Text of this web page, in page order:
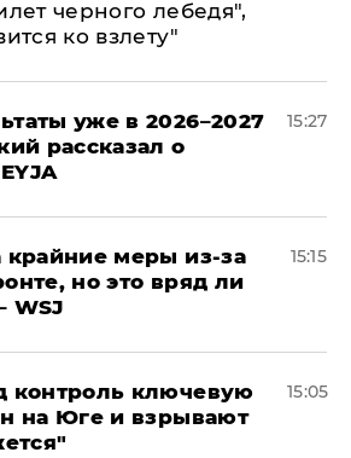
черного лебедя",
ко взлету"
уже в 2026–2027
рассказал о
15:27
крайние меры из-за
но это вряд ли
WSJ
15:15
контроль ключевую
на Юге и взрывают
15:05